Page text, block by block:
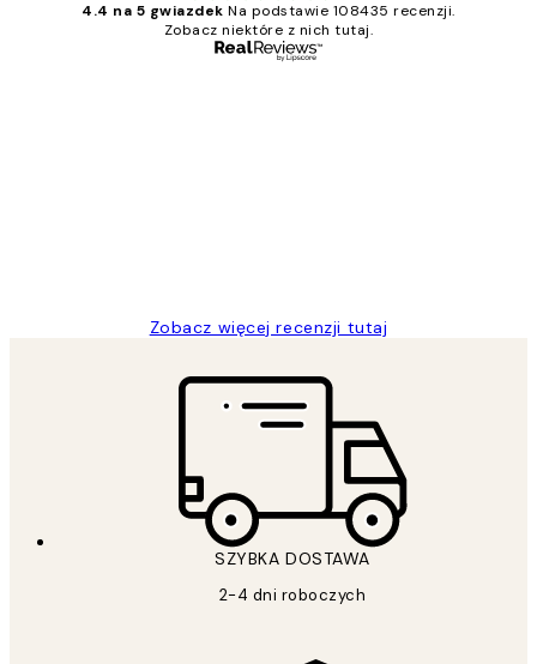
4.4 na 5 gwiazdek Na podstawie 108435 recenzji.
Zobacz niektóre z nich tutaj.
Zobacz więcej recenzji tutaj
SZYBKA DOSTAWA
2-4 dni roboczych